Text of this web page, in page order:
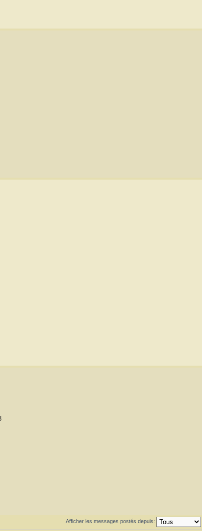
Afficher les messages postés depuis: